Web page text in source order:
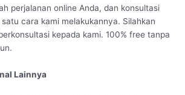
perjalanan online Anda, dan konsultasi
cara kami melakukannya. Silahkan
kepada kami. 100% free tanpa
Lainnya